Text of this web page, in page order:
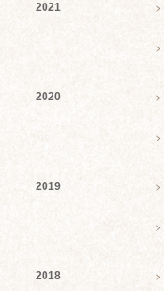
2021
2020
2019
2018